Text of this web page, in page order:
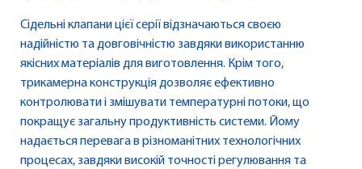
Сідельні клапани цієї серії відзначаються своєю
надійністю та довговічністю завдяки використанню
якісних матеріалів для виготовлення. Крім того,
трикамерна конструкція дозволяє ефективно
контролювати і змішувати температурні потоки, що
покращує загальну продуктивність системи. Йому
надається перевага в різноманітних технологічних
процесах, завдяки високій точності регулювання та